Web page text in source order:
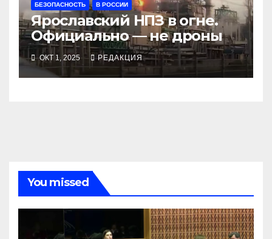
БЕЗОПАСНОСТЬ В РОССИИ
Ярославский НПЗ в огне.
Официально — не дроны
ОКТ 1, 2025 РЕДАКЦИЯ
You missed